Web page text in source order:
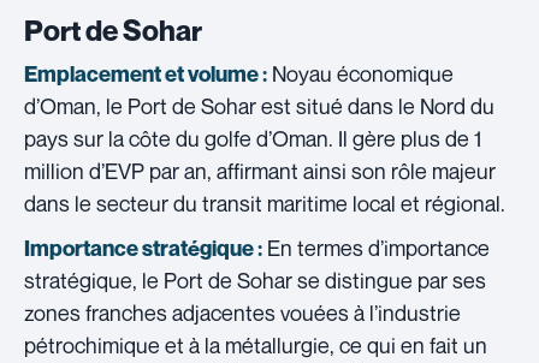
Port de Sohar
Emplacement et volume : Noyau économique
d’Oman, le Port de Sohar est situé dans le Nord du
pays sur la côte du golfe d’Oman. Il gère plus de 1
million d’EVP par an, affirmant ainsi son rôle majeur
dans le secteur du transit maritime local et régional.
Importance stratégique : En termes d’importance
stratégique, le Port de Sohar se distingue par ses
zones franches adjacentes vouées à l’industrie
pétrochimique et à la métallurgie, ce qui en fait un